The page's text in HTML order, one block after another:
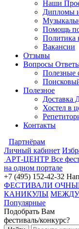
Наши
Дипломы
Помощь
Политика
Вакансии
Отзывы
Вопросы
Полезные
Полезное
Доставка
Хостел в
Контакты
Партнёрам
Личный кабинет
АРТ-ЦЕНТР Все
на одном портале
+7 (495) 152-42-32
ФЕСТИВАЛИ
КАНИКУЛЫ
Популярные
Подобрать Вам
фестиваль/конкурс?